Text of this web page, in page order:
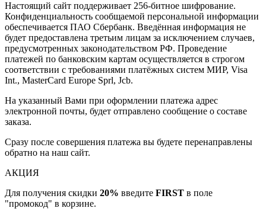
Настоящий сайт поддерживает 256-битное шифрование.
Конфиденциальность сообщаемой персональной информации
обеспечивается ПАО Сбербанк. Введённая информация не
будет предоставлена третьим лицам за исключением случаев,
предусмотренных законодательством РФ. Проведение
платежей по банковским картам осуществляется в строгом
соответствии с требованиями платёжных систем МИР, Visa
Int., MasterCard Europe Sprl, Jcb.
На указанный Вами при оформлении платежа адрес
электронной почты, будет отправлено сообщение о составе
заказа.
Сразу после совершения платежа вы будете перенаправлены
обратно на наш сайт.
АКЦИЯ
Для получения скидки 20% введите FIRST в поле
"промокод" в корзине.